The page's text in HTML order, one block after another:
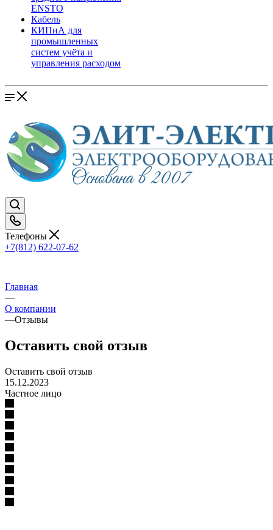
ENSTO
Кабель
КИПиА для
промышленных
систем учёта и
управления расходом
Телефоны
+7(812) 622-07-62
Главная
—
О компании
—Отзывы
Оставить свой отзыв
Оставить свой отзыв
15.12.2023
Частное лицо